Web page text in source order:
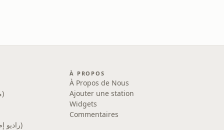
Med Radio (ميد راديو)
MFM Radio (راديو إم إف إم)
À PROPOS
À Propos de Nous
Ajouter une station
Widgets
Commentaires